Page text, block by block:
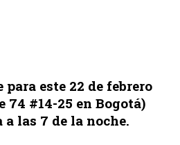
para este 22 de febrero
74 #14-25 en Bogotá)
las 7 de la noche.